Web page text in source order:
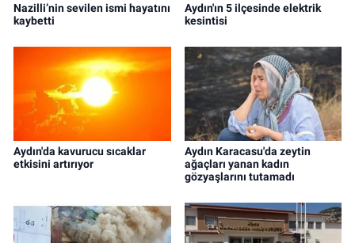
Nazilli’nin sevilen ismi hayatını
kaybetti
Aydın'ın 5 ilçesinde elektrik
kesintisi
Aydın'da kavurucu sıcaklar
etkisini artırıyor
Aydın Karacasu'da zeytin
ağaçları yanan kadın
gözyaşlarını tutamadı